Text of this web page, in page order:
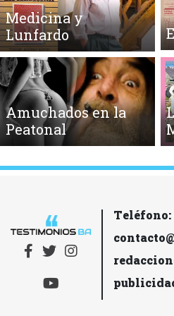
Medicina y
Lunfardo
Amuchados en la
Peatonal
Teléfono: